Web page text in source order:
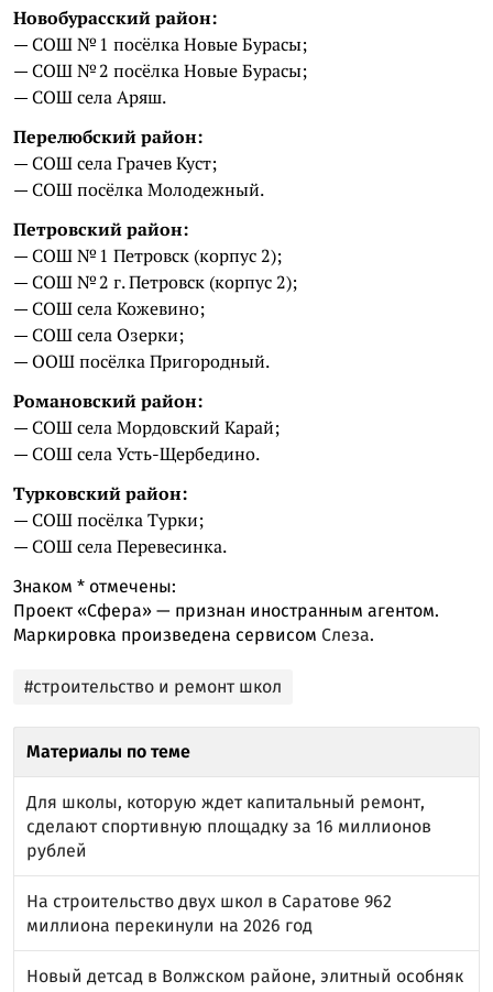
Новобурасский район:
— СОШ № 1 посёлка Новые Бурасы;
— СОШ № 2 посёлка Новые Бурасы;
— СОШ села Аряш.
Перелюбский район:
— СОШ села Грачев Куст;
— СОШ посёлка Молодежный.
Петровский район:
— СОШ № 1 Петровск (корпус 2);
— СОШ № 2 г. Петровск (корпус 2);
— СОШ села Кожевино;
— СОШ села Озерки;
— ООШ посёлка Пригородный.
Романовский район:
— СОШ села Мордовский Карай;
— СОШ села Усть-Щербедино.
Турковский район:
— СОШ посёлка Турки;
— СОШ села Перевесинка.
Знаком * отмечены:
Проект «Сфера» — признан иностранным агентом.
Маркировка произведена сервисом Слеза.
#строительство и ремонт школ
Материалы по теме
Для школы, которую ждет капитальный ремонт,
сделают спортивную площадку за 16 миллионов
рублей
На строительство двух школ в Саратове 962
миллиона перекинули на 2026 год
Новый детсад в Волжском районе, элитный особняк